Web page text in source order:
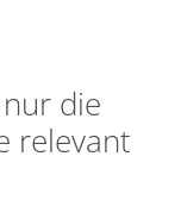
die
relevant